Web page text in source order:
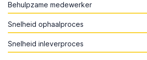
Behulpzame medewerker
Snelheid ophaalproces
Snelheid inleverproces